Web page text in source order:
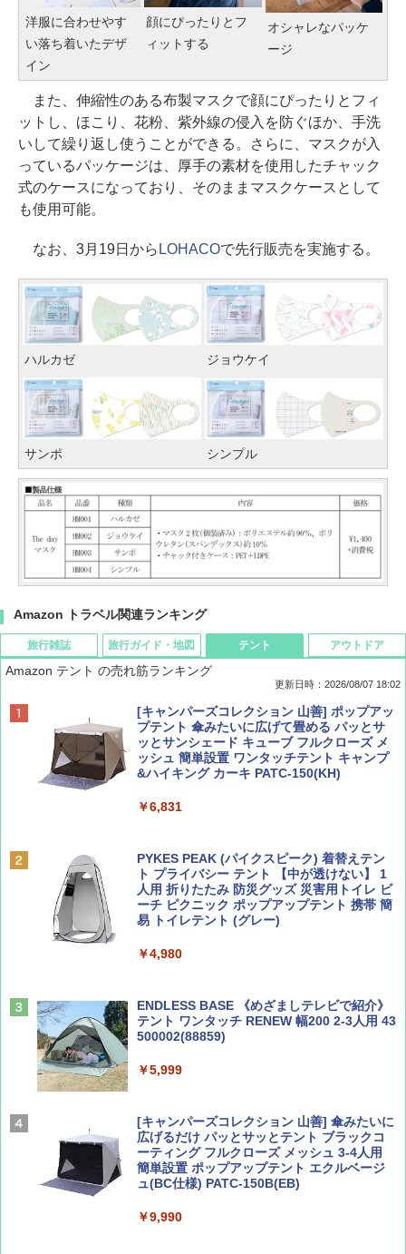
洋服に合わせやす
い落ち着いたデザ
イン
顔にぴったりとフ
ィットする
オシャレなパッケ
ージ
また、伸縮性のある布製マスクで顔にぴったりとフィ
ットし、ほこり、花粉、紫外線の侵入を防ぐほか、手洗
いして繰り返し使うことができる。さらに、マスクが入
っているパッケージは、厚手の素材を使用したチャック
式のケースになっており、そのままマスクケースとして
も使用可能。
なお、3月19日から LOHACOで先行販売を実施する。
ハルカゼ ジョウケイ
サンポ シンプル
Amazon トラベル関連ランキング
旅行雑誌
ディズニーファン ２０２６年 ９月号 [雑
誌] (ＤＩＳＮＥＹ ＦＡＮ)
￥713
￥1,500
AIRLINE（エアライン）2026年9月号【特
集】ボーイング110周年を祝して！
￥1,760
旅行ガイド・地図
僕が見た未来【完全版】
￥0
￥2,079
球の歩き方A ヨーロッパ
A26 地球の歩き方 チェコ ポーランド スロヴ
ァキア 2026～2027 地球の歩き方A ヨーロッ
テント
Amazon テント の売れ筋ランキング
更新日時：2026/08/07 18:02
[キャンパーズコレクション 山善] ポップアッ
プテント 傘みたいに広げて畳める パッとサ
ッとサンシェード キューブ フルクローズ メ
ッシュ 簡単設置 ワンタッチテント キャンプ
&ハイキング カーキ PATC-150(KH)
￥6,831
PYKES PEAK (パイクスピーク) 着替えテン
ト プライバシー テント 【中が透けない】 1
人用 折りたたみ 防災グッズ 災害用トイレ ビ
ーチ ピクニック ポップアップテント 携帯 簡
易 トイレテント (グレー)
￥4,980
ENDLESS BASE 《めざましテレビで紹介》
テント ワンタッチ RENEW 幅200 2-3人用 43
500002(88859)
￥5,999
[キャンパーズコレクション 山善] 傘みたいに
広げるだけ パッとサッとテント ブラックコ
ーティング フルクローズ メッシュ 3-4人用
簡単設置 ポップアップテント エクルベージ
ュ(BC仕様) PATC-150B(EB)
￥9,990
アウトドア